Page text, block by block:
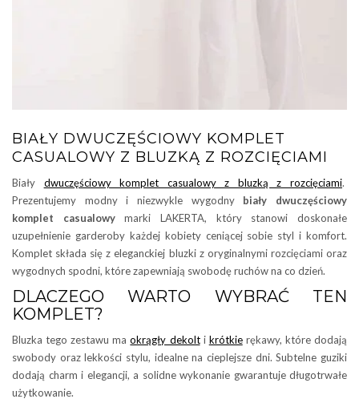
BIAŁY DWUCZĘŚCIOWY KOMPLET
CASUALOWY Z BLUZKĄ Z ROZCIĘCIAMI
Biały dwuczęściowy komplet casualowy z bluzką z rozcięciami.
Prezentujemy modny i niezwykle wygodny biały dwuczęściowy
komplet casualowymarki LAKERTA, który stanowi doskonałe
uzupełnienie garderoby każdej kobiety ceniącej sobie styl i komfort.
Komplet składa się z eleganckiej bluzki z oryginalnymi rozcięciami oraz
wygodnych spodni, które zapewniają swobodę ruchów na co dzień.
DLACZEGO WARTO WYBRAĆ TEN
KOMPLET?
Bluzka tego zestawu maokrągły dekolti krótkierękawy, które dodają
swobody oraz lekkości stylu, idealne na cieplejsze dni. Subtelne guziki
dodają charm i elegancji, a solidne wykonanie gwarantuje długotrwałe
użytkowanie.